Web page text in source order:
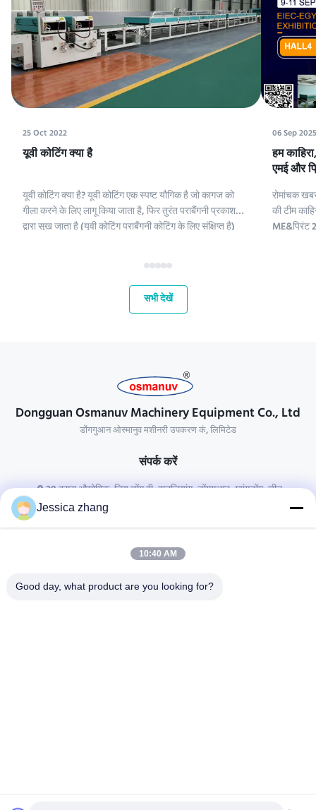
25 Oct 2022
यूवी कोटिंग क्या है
यूवी कोटिंग क्या है? यूवी कोटिंग एक स्पष्ट यौगिक है जो कागज को
गीला करने के लिए लागू किया जाता है, फिर तुरंत पराबैंगनी प्रकाश
द्वारा सूख जाता है (यूवी कोटिंग पराबैंगनी कोटिंग के लिए संक्षिप्त है)
कैओलिनिट शामिल हैं। इन यौगिकों को परिष्कृत क...
06 Sep 2025
हम
एमई और
रोमांचक
की टीम
ME&प्रिंट
सभी देखें
Dongguan Osmanuv Machinery Equipment Co., Ltd
डोंगगुआन ओस्मानुव मशीनरी उपकरण कं, लिमिटेड
संपर्क करें
28 दूसरा औद्योगिक, लियू चोंग वी, वानजियांग, डोंगगुआन, ग्वांगडोंग, चीन
osmanuv@hotmail.com
Follow Us
Jessica zhang
10:40 AM
Good day, what product are you looking for?